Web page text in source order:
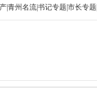
青州名流书记专题 市长专题